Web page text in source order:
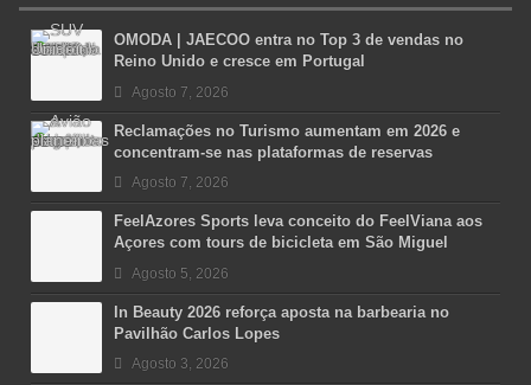
OMODA | JAECOO entra no Top 3 de vendas no
Reino Unido e cresce em Portugal
Agosto 7, 2026
Reclamações no Turismo aumentam em 2026 e
concentram-se nas plataformas de reservas
Agosto 7, 2026
FeelAzores Sports leva conceito do FeelViana aos
Açores com tours de bicicleta em São Miguel
Agosto 5, 2026
In Beauty 2026 reforça aposta na barbearia no
Pavilhão Carlos Lopes
Agosto 3, 2026